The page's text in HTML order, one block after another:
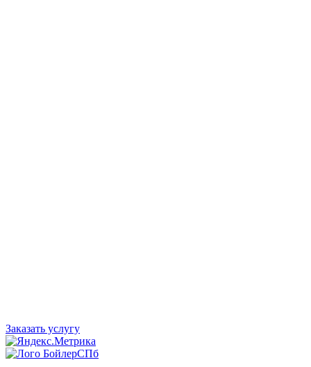
Заказать услугу